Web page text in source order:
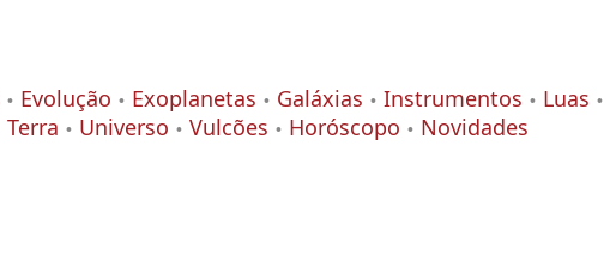
Evolução Exoplanetas Galáxias Instrumentos
Luas
Terra Universo Vulcões Horóscopo Novidades